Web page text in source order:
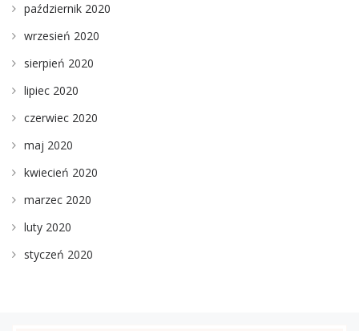
październik 2020
wrzesień 2020
sierpień 2020
lipiec 2020
czerwiec 2020
maj 2020
kwiecień 2020
marzec 2020
luty 2020
styczeń 2020